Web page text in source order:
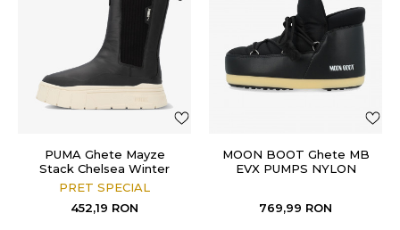
PUMA Ghete Mayze
Stack Chelsea Winter
Wns
PRET SPECIAL
452,19 RON
MOON BOOT Ghete MB
EVX PUMPS NYLON
769,99 RON